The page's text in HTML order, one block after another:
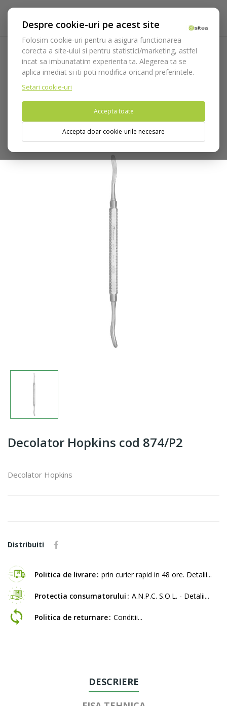
Despre cookie-uri pe acest site
Folosim cookie-uri pentru a asigura functionarea
corecta a site-ului si pentru statistici/marketing, astfel
incat sa imbunatatim experienta ta. Alegerea ta se
aplica imediat si iti poti modifica oricand preferintele.
Setari cookie-uri
Accepta toate
Accepta doar cookie-urile necesare
Acasa Instrumentar
Chirurgie si implantologie
Decolatoare
Decolatoare Medesy
Decolator Hopkins cod
874/P2
Nu puteti plasa comenzi din tara din care accesati website-ul
(United States).
Decolator Hopkins cod 874/P2
Decolator Hopkins
Distribuiti
Politica de livrare prin curier rapid in 48 ore. Detalii...
Protectia consumatorului A.N.P.C. S.O.L. - Detalii...
Politica de returnare Conditii...
DESCRIERE